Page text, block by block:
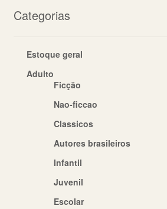
Categorias
Estoque geral
Adulto
Ficção
Nao-ficcao
Classicos
Autores brasileiros
Infantil
Juvenil
Escolar